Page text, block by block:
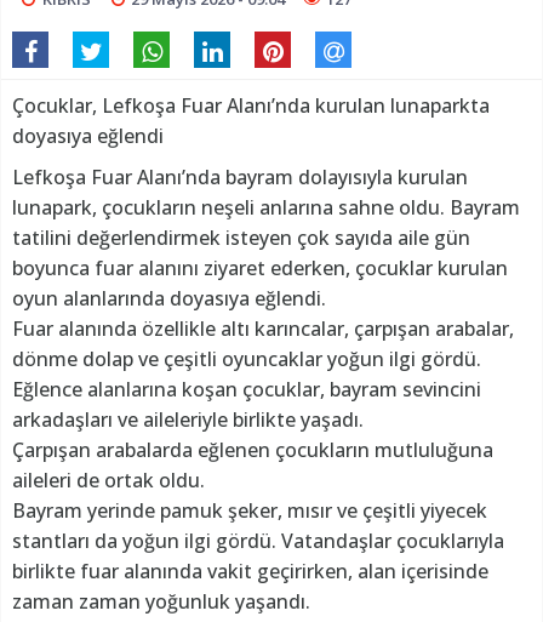
Çocuklar, Lefkoşa Fuar Alanı’nda kurulan lunaparkta
doyasıya eğlendi
Lefkoşa Fuar Alanı’nda bayram dolayısıyla kurulan
lunapark, çocukların neşeli anlarına sahne oldu. Bayram
tatilini değerlendirmek isteyen çok sayıda aile gün
boyunca fuar alanını ziyaret ederken, çocuklar kurulan
oyun alanlarında doyasıya eğlendi.
Fuar alanında özellikle altı karıncalar, çarpışan arabalar,
dönme dolap ve çeşitli oyuncaklar yoğun ilgi gördü.
Eğlence alanlarına koşan çocuklar, bayram sevincini
arkadaşları ve aileleriyle birlikte yaşadı.
Çarpışan arabalarda eğlenen çocukların mutluluğuna
aileleri de ortak oldu.
Bayram yerinde pamuk şeker, mısır ve çeşitli yiyecek
stantları da yoğun ilgi gördü. Vatandaşlar çocuklarıyla
birlikte fuar alanında vakit geçirirken, alan içerisinde
zaman zaman yoğunluk yaşandı.